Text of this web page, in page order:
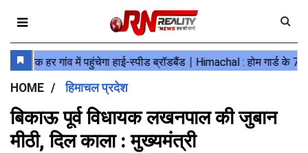
HOME हिमाचल प्रदेश
बिकाऊ पूर्व विधायक लखनपाल की जुबान
मीठी, दिल काला : मुख्यमंत्री